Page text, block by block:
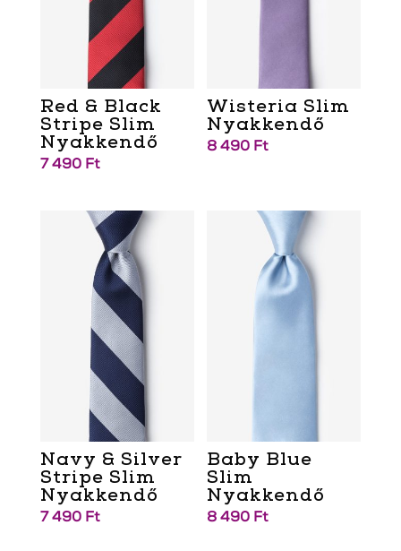
Red & Black
Stripe Slim
Nyakkendő
7 490 Ft
Wisteria Slim
Nyakkendő
8 490 Ft
Navy & Silver
Stripe Slim
Nyakkendő
7 490 Ft
Baby Blue
Slim
Nyakkendő
8 490 Ft